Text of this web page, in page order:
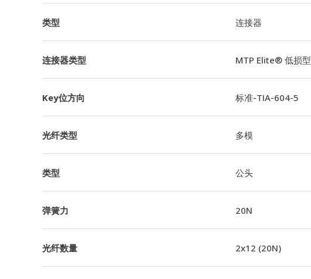
类型 连接器
连接器类型 MTP Elite® 低损型
Key位方向 标准-TIA-604-5
光纤类型 多模
类型 公头
弹簧力 20N
光纤数量 2x12 (20N)